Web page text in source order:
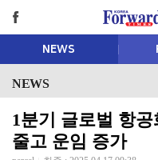
NEWS
NEWS
1분기 글로벌 항
줄고 운임 증가